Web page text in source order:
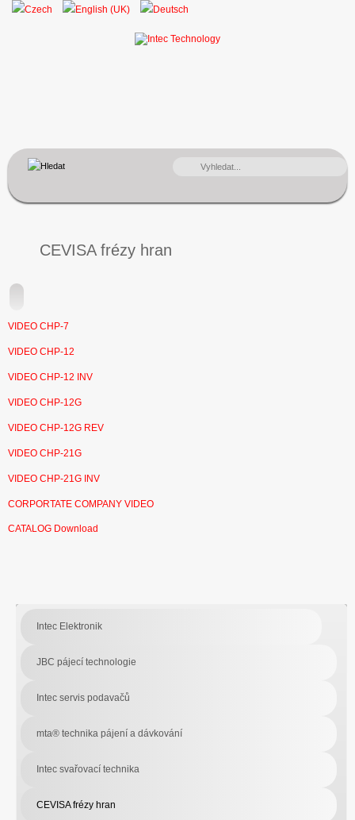
VYHLEDÁVÁNÍ...
CEVISA frézy hran
VIDEO CHP-7
VIDEO CHP-12
VIDEO CHP-12 INV
VIDEO CHP-12G
VIDEO CHP-12G REV
VIDEO CHP-21G
VIDEO CHP-21G INV
CORPORTATE COMPANY VIDEO
CATALOG Download
Intec Elektronik
JBC pájecí technologie
Intec servis podavačů
mta® technika pájení a dávkování
Intec svařovací technika
CEVISA frézy hran